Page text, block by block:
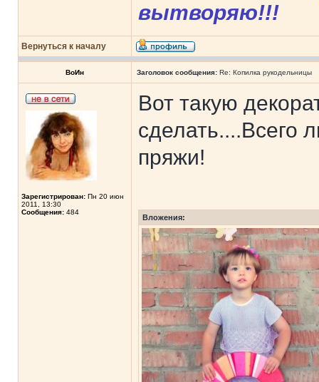
вытворяю!!!
Вернуться к началу
ВоИн Заголовок сообщения: Re: Копилка рукодельницы
Зарегистрирован: Пн 20 июн
2011, 13:30
Сообщения: 484
Вот такую
сделать....Всего
пряжи!
Вложения: